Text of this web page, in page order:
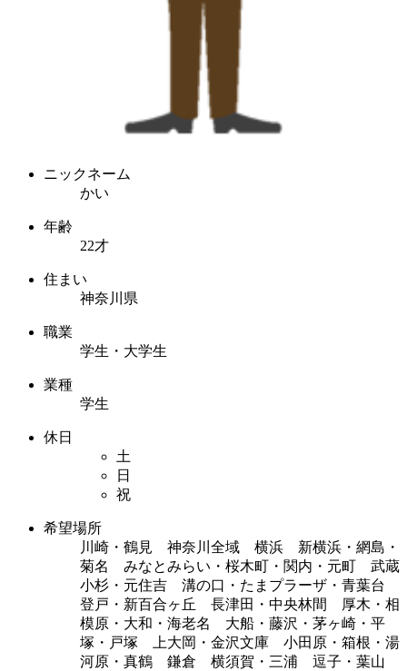
ニックネーム
かい
年齢
22才
住まい
神奈川県
職業
学生・大学生
業種
学生
休日
土
日
祝
希望場所
川崎・鶴見 神奈川全域 横浜 新横浜・網島・
菊名 みなとみらい・桜木町・関内・元町 武蔵
小杉・元住吉 溝の口・たまプラーザ・青葉台
登戸・新百合ヶ丘 長津田・中央林間 厚木・相
模原・大和・海老名 大船・藤沢・茅ヶ崎・平
塚・戸塚 上大岡・金沢文庫 小田原・箱根・湯
河原・真鶴 鎌倉 横須賀・三浦 逗子・葉山